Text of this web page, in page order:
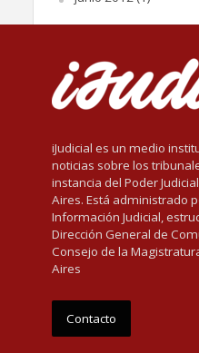
iJudicial es un medio
noticias sobre los
instancia del Poder
Aires. Está administrado
Información Judicial,
Dirección General de
Consejo de la
Aires
Contacto